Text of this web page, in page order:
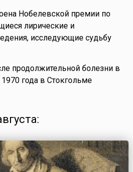
Нобелевской премии по
лирические и
исследующие судьбу
продолжительной болезни в
года в Стокгольме